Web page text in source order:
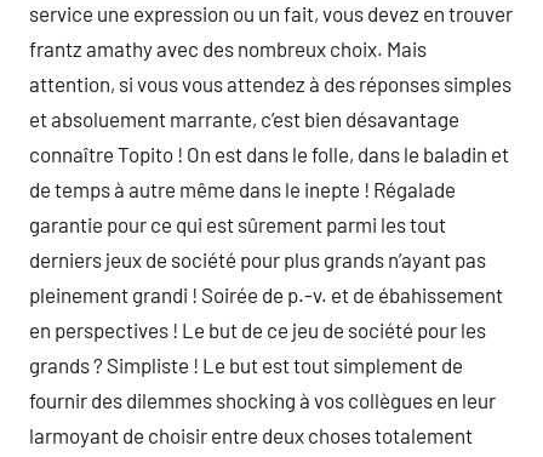
service une expression ou un fait, vous devez en trouver
frantz amathy avec des nombreux choix. Mais
attention, si vous vous attendez à des réponses simples
et absoluement marrante, c’est bien désavantage
connaître Topito ! On est dans le folle, dans le baladin et
de temps à autre même dans le inepte ! Régalade
garantie pour ce qui est sûrement parmi les tout
derniers jeux de société pour plus grands n’ayant pas
pleinement grandi ! Soirée de p.-v. et de ébahissement
en perspectives ! Le but de ce jeu de société pour les
grands ? Simpliste ! Le but est tout simplement de
fournir des dilemmes shocking à vos collègues en leur
larmoyant de choisir entre deux choses totalement